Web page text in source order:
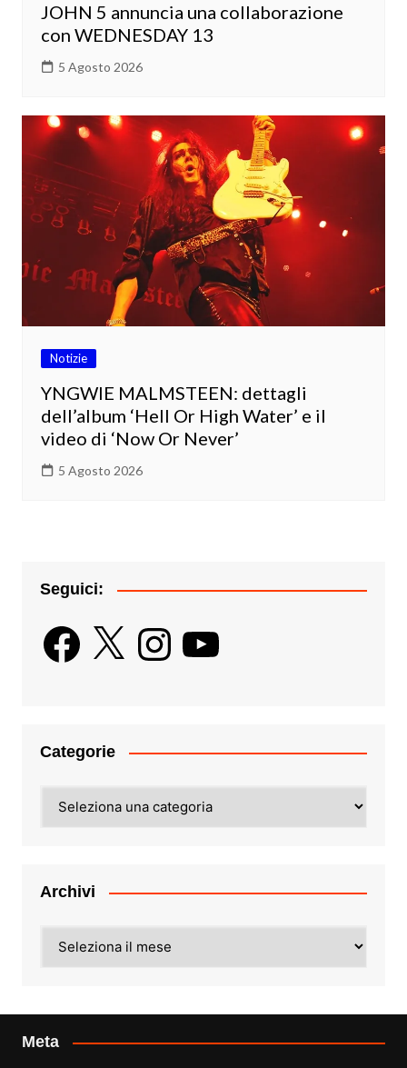
JOHN 5 annuncia una collaborazione
con WEDNESDAY 13
5 Agosto 2026
Notizie
YNGWIE MALMSTEEN: dettagli
dell’album ‘Hell Or High Water’ e il
video di ‘Now Or Never’
5 Agosto 2026
Seguici:
Facebook
X InstagramYouTube
Categorie
Archivi
Meta